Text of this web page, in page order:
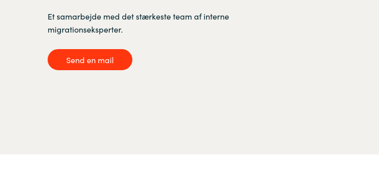
Iceland
Channel Partner
Viden
Et samarbejde med det stærkeste team af interne
migrationseksperter.
Send en mail